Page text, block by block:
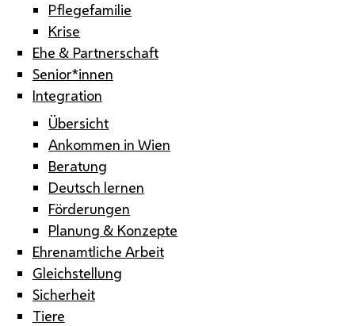
Pflegefamilie
Krise
Ehe & Partnerschaft
Senior*innen
Integration
Übersicht
Ankommen in Wien
Beratung
Deutsch lernen
Förderungen
Planung & Konzepte
Ehrenamtliche Arbeit
Gleichstellung
Sicherheit
Tiere